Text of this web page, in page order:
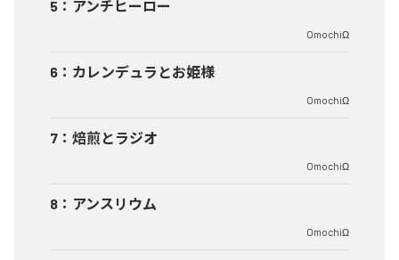
5 ： アンチヒーロー
OmochiΩ
6 ： カレンデュラとお姫様
OmochiΩ
7 ： 焙煎とラジオ
OmochiΩ
8 ： アンスリウム
OmochiΩ